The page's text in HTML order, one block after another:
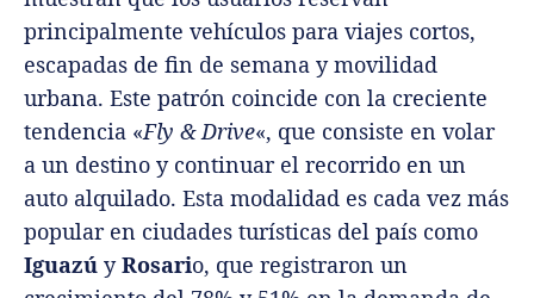
principalmente vehículos para viajes cortos,
escapadas de fin de semana y movilidad
urbana. Este patrón coincide con la creciente
tendencia «Fly & Drive«, que consiste en volar
a un destino y continuar el recorrido en un
auto alquilado. Esta modalidad es cada vez más
popular en ciudades turísticas del país como
Iguazú yRosario, que registraron un